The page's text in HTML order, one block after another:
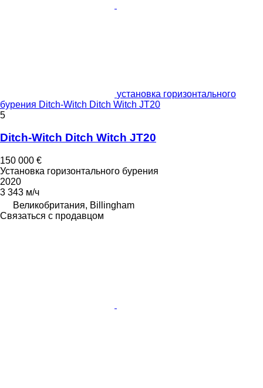
установка горизонтального
бурения Ditch-Witch Ditch Witch JT20
5
Ditch-Witch Ditch Witch JT20
150 000 €
Установка горизонтального бурения
2020
3 343 м/ч
Великобритания, Billingham
Связаться с продавцом